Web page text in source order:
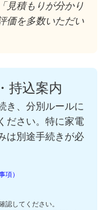
見積もりが分かり
価を多数いただい
持込案内
き、分別ルールに
ださい。特に家電
は別途手続きが必
項）
認してください。